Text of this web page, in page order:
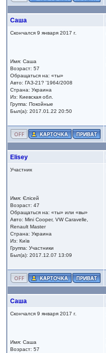
Саша
Скончался 9 января 2017 г.
Имя: Саша
Возраст: 57
Обращаться на: «ты»
Авто: ГАЗ-21? '1964/2008
Страна: Украина
Из: Киевская обл.
Группа: Покойные
Был(а): 2017.01.22 20:50
Elisey
Участник
Имя: Єлісей
Возраст: 47
Обращаться на: «ты» или «вы»
Авто: Mini Cooper, VW Caravelle,
Renault Master
Страна: Украина
Из: Київ
Группа: Участники
Был(а): 2017.12.07 13:09
Саша
Скончался 9 января 2017 г.
Имя: Саша
Возраст: 57